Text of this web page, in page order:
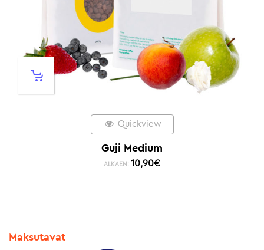
Quickview
Guji Medium
ALKAEN: 10,90€
Maksutavat